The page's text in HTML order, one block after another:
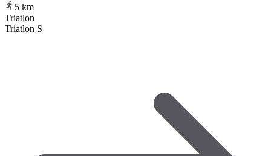
5 km
Triatlon
Triatlon S